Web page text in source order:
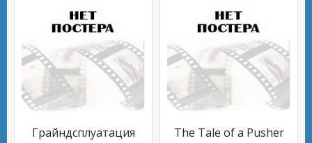
Грайндсплуатация The Tale of a Pusher